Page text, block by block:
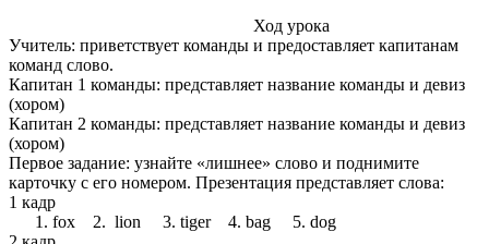
Ход урока
Учитель: приветствует команды и предоставляет капитанам
команд слово.
Капитан 1 команды: представляет название команды и девиз
(хором)
Капитан 2 команды: представляет название команды и девиз
(хором)
Первое задание: узнайте «лишнее» слово и поднимите
карточку c его номером. Презентация представляет слова:
1 кадр
1. fox 2. lion 3. tiger 4. bag 5. dog